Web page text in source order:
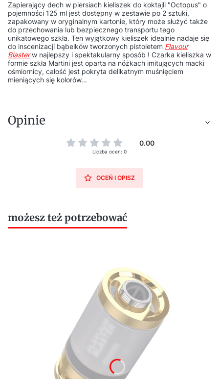
Zapierający dech w piersiach kieliszek do koktajli "Octopus" o
pojemności 125 ml jest dostępny w zestawie po 2 sztuki,
zapakowany w oryginalnym kartonie, który może służyć także
do przechowania lub bezpiecznego transportu tego
unikatowego szkła. Ten wyjątkowy kieliszek idealnie nadaje się
do inscenizacji bąbelków tworzonych pistoletem Flavour
Blasterw najlepszy i spektakularny sposób ! Czarka kieliszka w
formie szkła Martini jest oparta na nóżkach imitujących macki
ośmiornicy, całość jest pokryta delikatnym muśnięciem
mieniących się kolorów...
Opinie
0.00
Liczba ocen: 0
OCEŃ I OPISZ
możesz też potrzebować